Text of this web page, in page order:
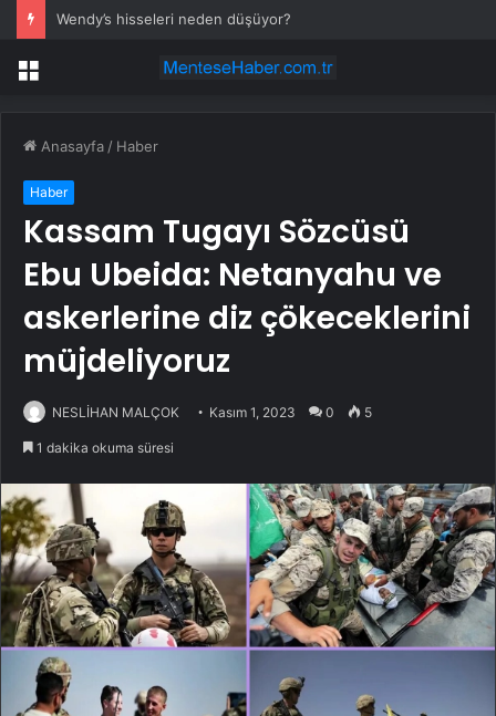
Wendy’s hisseleri neden düşüyor?
Menü
Anasayfa / Haber
Haber
Kassam Tugayı Sözcüsü
Ebu Ubeida: Netanyahu ve
askerlerine diz çökeceklerini
müjdeliyoruz
NESLİHAN MALÇOK Kasım 1, 2023 0 5
1 dakika okuma süresi